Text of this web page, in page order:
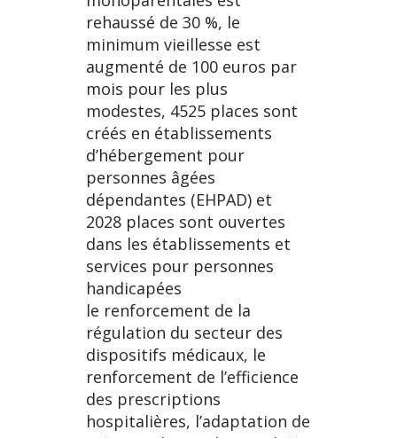
rehaussé de 30 %, le
minimum vieillesse est
augmenté de 100 euros par
mois pour les plus
modestes, 4525 places sont
créés en établissements
d’hébergement pour
personnes âgées
dépendantes (EHPAD) et
2028 places sont ouvertes
dans les établissements et
services pour personnes
handicapées
le renforcement de la
régulation du secteur des
dispositifs médicaux, le
renforcement de l’efficience
des prescriptions
hospitalières, l’adaptation de